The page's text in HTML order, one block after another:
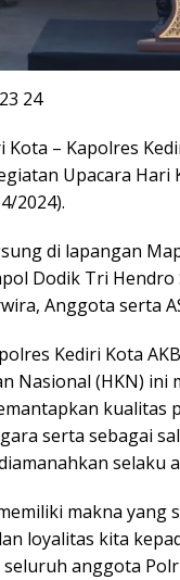
24
– Kapolres
Upacara
2024).
di lapangan
Dodik Tri Hendro
Anggota serta
Kediri Kota
Nasional (HKN)
kualitas
serta sebagai
selaku
makna
loyalitas kita
anggota